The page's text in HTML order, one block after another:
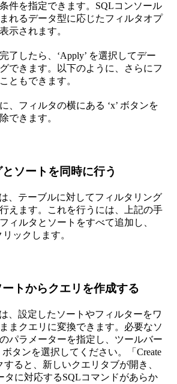
件を指定できます。SQLコンソール
れるデータ型に応じたフィルタオプ
示されます。
了したら、‘Apply’ を選択してデー
できます。以下のように、さらにフ
ともできます。
、フィルタの横にある ‘x’ ボタンを
できます。
ソートを同時に行う
、テーブルに対してフィルタリング
えます。これを行うには、上記の手
ィルタとソートをすべて追加し、
ックします。
トからクエリを作成する
、設定したソートやフィルターをワ
まクエリに変換できます。必要なソ
パラメーターを指定し、ツールバー
ボタンを選択してください。「Create
すると、新しいクエリタブが開き、
タに対応するSQLコマンドがあらか